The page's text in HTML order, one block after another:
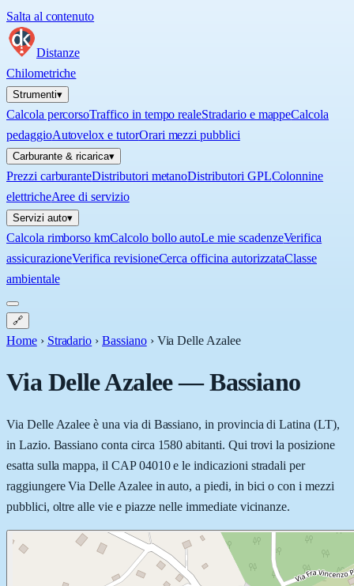
Salta al contenuto
Distanze
Chilometriche
Strumenti▾
Calcola percorsoTraffico in tempo realeStradario e mappeCalcola
pedaggioAutovelox e tutorOrari mezzi pubblici
Carburante & ricarica▾
Prezzi carburanteDistributori metanoDistributori GPLColonnine
elettricheAree di servizio
Servizi auto▾
Calcola rimborso kmCalcolo bollo autoLe mie scadenzeVerifica
assicurazioneVerifica revisioneCerca officina autorizzataClasse
ambientale
🔗
Home › Stradario › Bassiano › Via Delle Azalee
Via Delle Azalee—Bassiano
Via Delle Azalee è una via di Bassiano, in provincia di Latina (LT),
in Lazio. Bassiano conta circa 1580 abitanti. Qui trovi la posizione
esatta sulla mappa, il CAP 04010 e le indicazioni stradali per
raggiungere Via Delle Azalee in auto, a piedi, in bici o con i mezzi
pubblici, oltre alle vie e piazze nelle immediate vicinanze.